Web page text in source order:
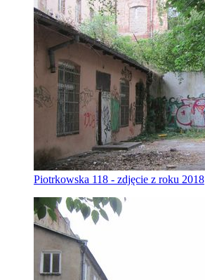
Piotrkowska 118 - zdjęcie z roku 2018